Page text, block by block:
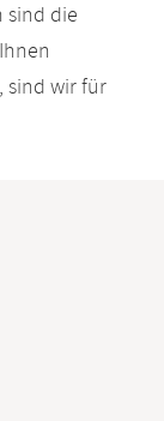
sind die
sind wir für